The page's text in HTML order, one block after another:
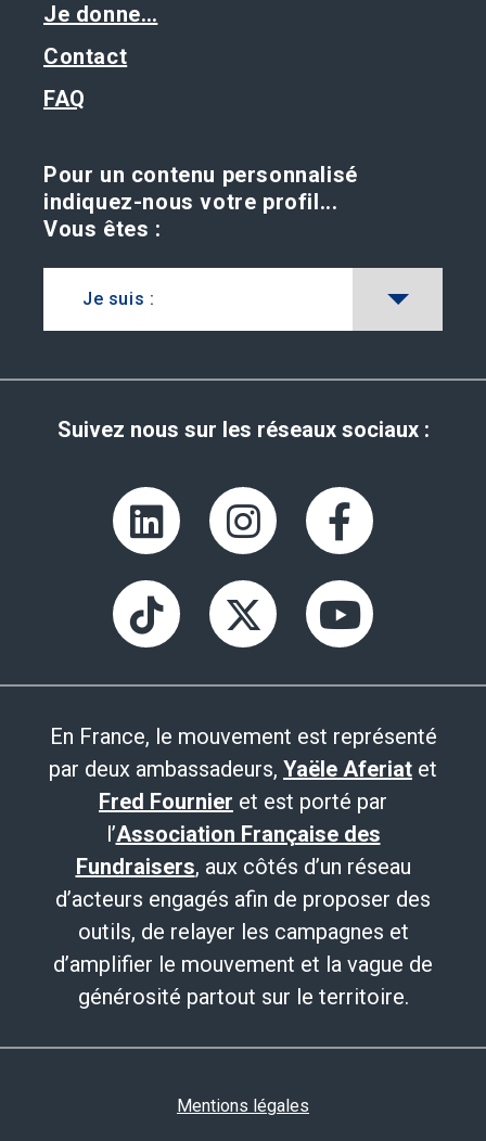
Je donne…
Contact
FAQ
Pour un contenu personnalisé
indiquez-nous votre profil...
Vous êtes :
Je suis :
Suivez nous sur les réseaux sociaux :
En France, le mouvement est représenté
par deux ambassadeurs, Yaële Aferiat et
Fred Fournier et est porté par
l’Association Française des
Fundraisers, aux côtés d’un réseau
d’acteurs engagés afin de proposer des
outils, de relayer les campagnes et
d’amplifier le mouvement et la vague de
générosité partout sur le territoire.
Mentions légales